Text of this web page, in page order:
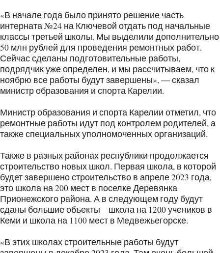
«В начале года было принято решение часть
интерната №24 на Ключевой отдать под начальные
классы третьей школы. Мы выделили дополнительно
50 млн рублей для проведения ремонтных работ.
Сейчас сделаны подготовительные работы,
подрядчик уже определен, и мы рассчитываем, что к
ноябрю все работы будут завершены», ― сказал
министр образования и спорта Карелии.
Министр образования и спорта Карелии отметил, что
ремонтные работы идут под контролем родителей, а
также специальных уполномоченных организаций.
Также в разных районах республики продолжается
строительство новых школ. Первая школа, в которой
будет завершено строительство в апреле 2023 года,
это школа на 200 мест в поселке Деревянка
Прионежского района. А в следующем году будут
сданы большие объекты – школа на 1200 учеников в
Кеми и школа на 1100 мест в Медвежьегорске.
«В этих школах строительные работы будут